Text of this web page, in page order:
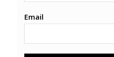
Email